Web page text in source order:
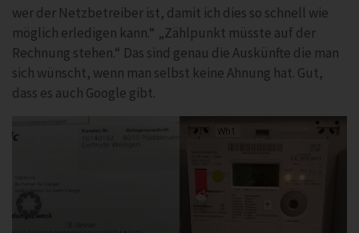
wer der Netzbetreiber ist, damit ich dies so schnell wie
möglich erledigen kann.“ „Zählpunkt müsste auf der
Rechnung stehen.“ Das sind genau die Auskünfte die man
sich wünscht, wenn man selbst keine Ahnung hat. Gut,
dass es auch Google gibt.